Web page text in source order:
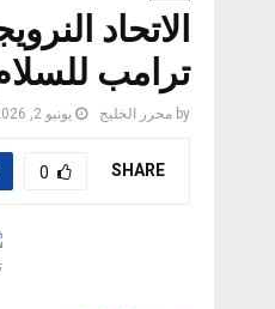
الاتحاد
ترامب
by محرر الخليج يونيو 2, 2026
SHARE
0